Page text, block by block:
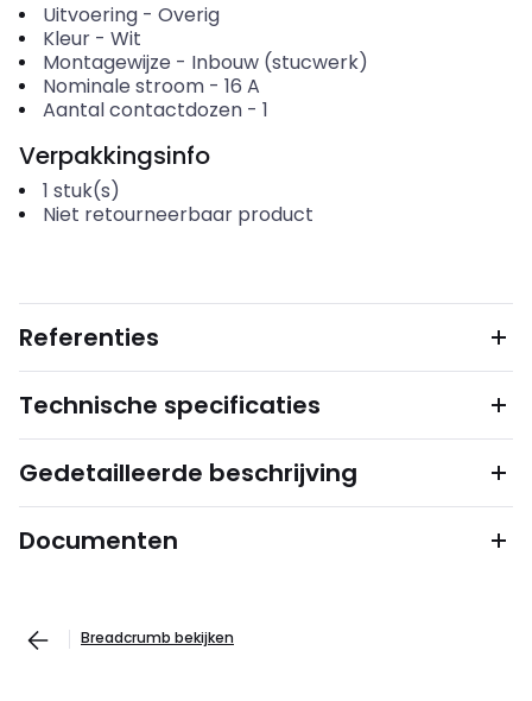
Uitvoering- Overig
Kleur- Wit
Montagewijze - Inbouw (stucwerk)
Nominale stroom- 16 A
Aantal contactdozen- 1
Verpakkingsinfo
1 stuk(s)
Niet retourneerbaar product
Referenties
Technische specificaties
Gedetailleerde beschrijving
Documenten
Breadcrumb bekijken